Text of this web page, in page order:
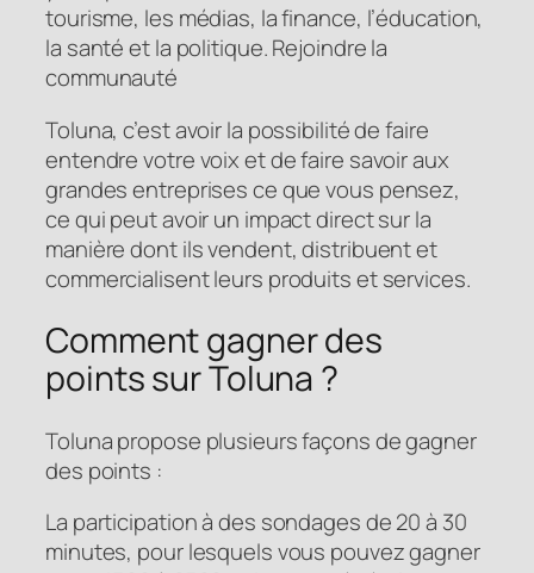
tourisme, les médias, la finance, l’éducation,
la santé et la politique. Rejoindre la
communauté
Toluna, c’est avoir la possibilité de faire
entendre votre voix et de faire savoir aux
grandes entreprises ce que vous pensez,
ce qui peut avoir un impact direct sur la
manière dont ils vendent, distribuent et
commercialisent leurs produits et services.
Comment gagner des
points sur Toluna ?
Toluna propose plusieurs façons de gagner
des points :
La participation à des sondages de 20 à 30
minutes, pour lesquels vous pouvez gagner